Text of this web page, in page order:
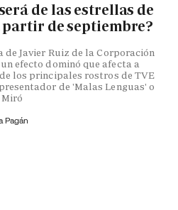
de las estrellas de
partir de septiembre?
de Javier Ruiz de la Corporación
efecto dominó que afecta a
los principales rostros de TVE
de 'Malas Lenguas' o
Pagán